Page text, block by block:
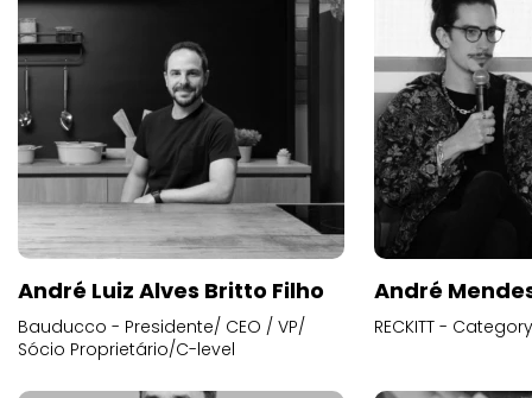
André Luiz Alves Britto Filho
Bauducco - Presidente/ CEO / VP/
Sócio Proprietário/C-level
André
RECKITT -